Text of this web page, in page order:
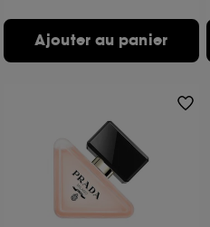
Ajouter au panier